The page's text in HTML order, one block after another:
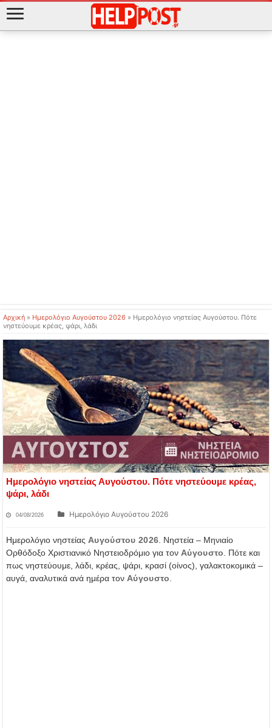
Αρχική » Ημερολόγιο Αυγούστου 2026 » Ημερολόγιο νηστείας Αυγούστου. Πότε
νηστεύουμε κρέας, ψάρι, λάδι
Ημερολόγιο νηστείας Αυγούστου. Πότε νηστεύουμε κρέας,
ψάρι, λάδι
04/08/2026 Ημερολόγιο Αυγούστου 2026
Ημερολόγιο νηστείας Αυγούστου 2026 . Νηστεία – Μηνιαίο
Ορθόδοξο Χριστιανικό Νηστειοδρόμιο για τον Αύγουστο . Πότε και
πως νηστεύουμε, λάδι, κρέας, ψάρι, κρασί (οίνος), γαλακτοκομικά –
αυγά, αναλυτικά ανά ημέρα τον Αύγουστο